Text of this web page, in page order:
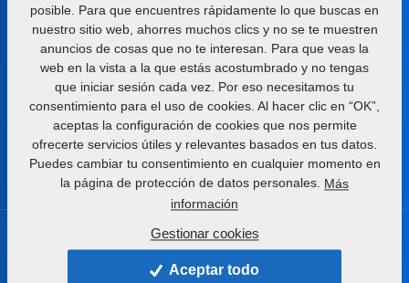
farmet@farmet.cz
Jiřinková 276
552 03 Česká Skalice
Czech republic
Productos
posible. Para que encuentres rápidamente lo que buscas en
nuestro sitio web, ahorres muchos clics y no se te muestren
anuncios de cosas que no te interesan. Para que veas la
web en la vista a la que estás acostumbrado y no tengas
que iniciar sesión cada vez. Por eso necesitamos tu
consentimiento para el uso de cookies. Al hacer clic en “OK”,
aceptas la configuración de cookies que nos permite
ofrecerte servicios útiles y relevantes basados en tus datos.
Puedes cambiar tu consentimiento en cualquier momento en
la página de protección de datos personales. Más
información
Gestionar cookies
Aceptar todo